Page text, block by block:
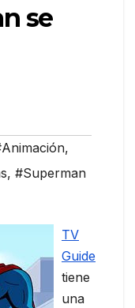
se
,
, #Superman
TV
Guide
tiene
una